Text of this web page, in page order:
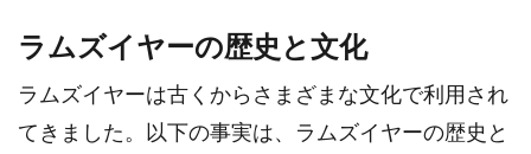
ラムズイヤーの歴史と文化
ラムズイヤーは古くからさまざまな文化で利用され
てきました。以下の事実は、ラムズイヤーの歴史と